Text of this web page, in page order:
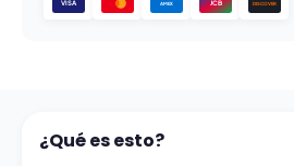
VISA AMEX JCB DISCOVER
¿Qué es esto?